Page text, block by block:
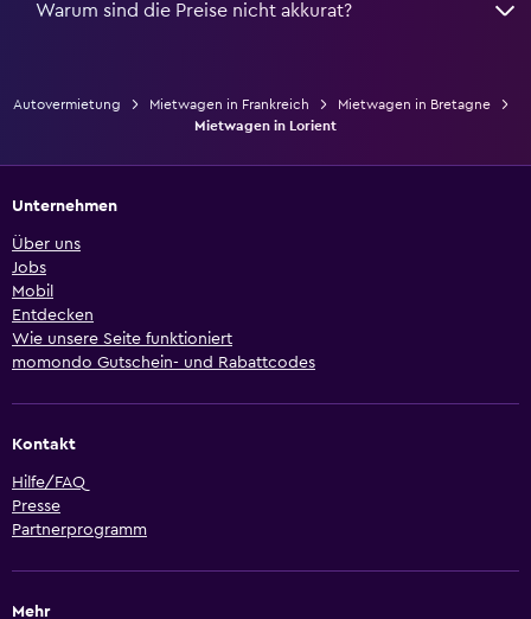
Warum sind die Preise nicht akkurat?
Autovermietung Mietwagen in Frankreich
Mietwagen in Bretagne
Mietwagen in Lorient
Unternehmen
Über uns
Jobs
Mobil
Entdecken
Wie unsere Seite funktioniert
momondo Gutschein- und Rabattcodes
Kontakt
Hilfe/FAQ
Presse
Partnerprogramm
Mehr